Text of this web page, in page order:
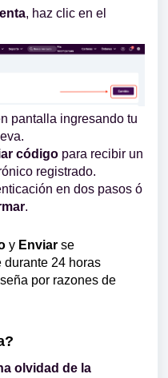
, haz clic en el
pantalla ingresando tu
código para recibir un
registrado.
en dos pasos ó
.
y Enviar se
durante 24 horas
por razones de
olvidad de la